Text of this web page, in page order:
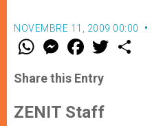
NOVEMBRE 11, 2009 00:00
W
t
s
p
p
M
e
s
e
g
e
F
a
e
b
o
k
w
Share this Entry
ZENIT Staff